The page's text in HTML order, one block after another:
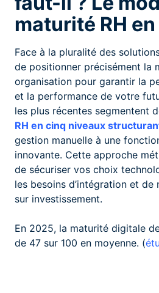
maturité RH
Face à la pluralité des
de positionner précisément la
organisation pour garantir la
et la performance de votre
les plus récentes segmentent
RH en cinq niveaux
gestion manuelle à une
innovante. Cette approche
de sécuriser vos choix
les besoins d’intégration et
sur investissement.
En 2025, la maturité digitale
de 47 sur 100 en moyenne. (